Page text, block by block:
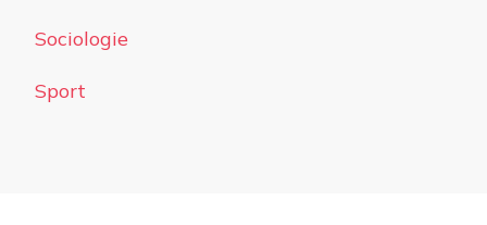
Sociologie
Sport